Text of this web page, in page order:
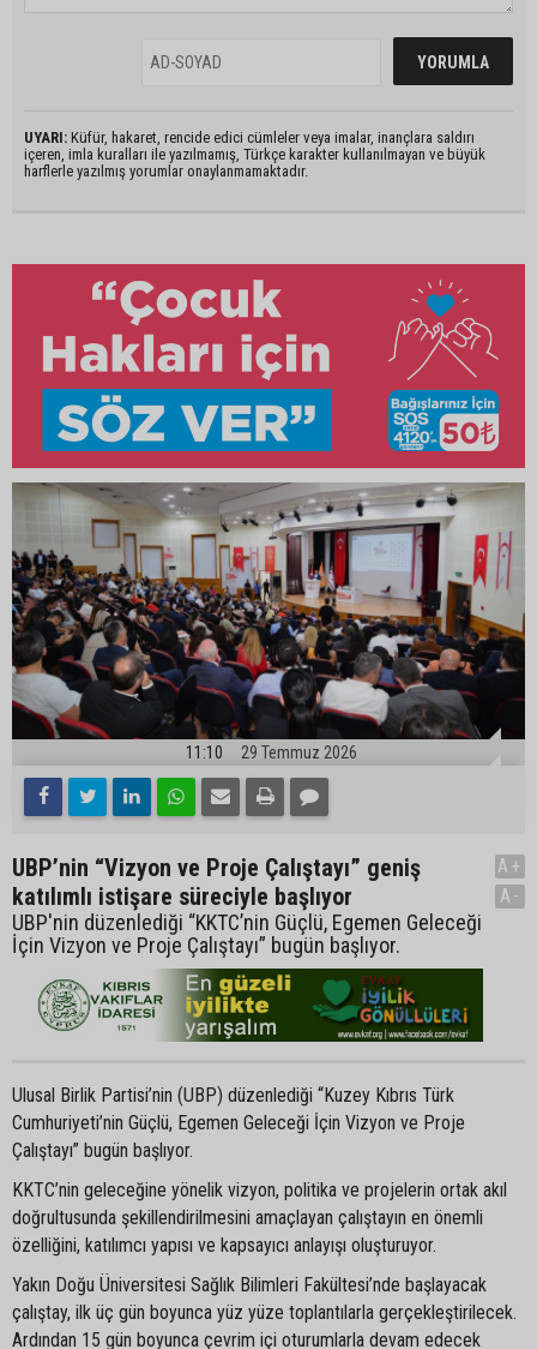
UYARI: Küfür, hakaret, rencide edici cümleler veya imalar, inançlara saldırı
içeren, imla kuralları ile yazılmamış, Türkçe karakter kullanılmayan ve büyük
harflerle yazılmış yorumlar onaylanmamaktadır.
11:10 29 Temmuz 2026
UBP’nin “Vizyon ve Proje Çalıştayı” geniş
katılımlı istişare süreciyle başlıyor
UBP'nin düzenlediği “KKTC’nin Güçlü, Egemen Geleceği
İçin Vizyon ve Proje Çalıştayı” bugün başlıyor.
A+
A-
Ulusal Birlik Partisi’nin (UBP) düzenlediği “Kuzey Kıbrıs Türk
Cumhuriyeti’nin Güçlü, Egemen Geleceği İçin Vizyon ve Proje
Çalıştayı” bugün başlıyor.
KKTC’nin geleceğine yönelik vizyon, politika ve projelerin ortak akıl
doğrultusunda şekillendirilmesini amaçlayan çalıştayın en önemli
özelliğini, katılımcı yapısı ve kapsayıcı anlayışı oluşturuyor.
Yakın Doğu Üniversitesi Sağlık Bilimleri Fakültesi’nde başlayacak
çalıştay, ilk üç gün boyunca yüz yüze toplantılarla gerçekleştirilecek.
Ardından 15 gün boyunca çevrim içi oturumlarla devam edecek